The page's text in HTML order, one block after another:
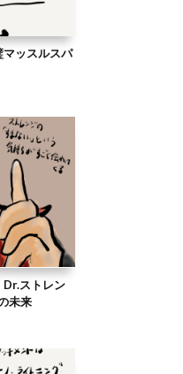
ッスルスパ
Dr.ストレン
未来